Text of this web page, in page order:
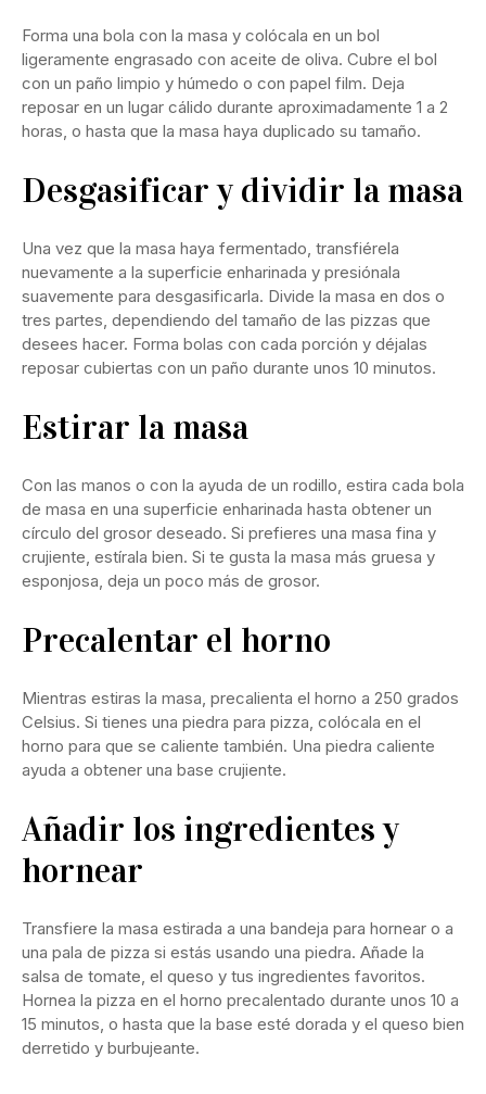
Forma una bola con la masa y colócala en un bol
ligeramente engrasado con aceite de oliva. Cubre el bol
con un paño limpio y húmedo o con papel film. Deja
reposar en un lugar cálido durante aproximadamente 1 a 2
horas, o hasta que la masa haya duplicado su tamaño.
Desgasificar y dividir la masa
Una vez que la masa haya fermentado, transfiérela
nuevamente a la superficie enharinada y presiónala
suavemente para desgasificarla. Divide la masa en dos o
tres partes, dependiendo del tamaño de las pizzas que
desees hacer. Forma bolas con cada porción y déjalas
reposar cubiertas con un paño durante unos 10 minutos.
Estirar la masa
Con las manos o con la ayuda de un rodillo, estira cada bola
de masa en una superficie enharinada hasta obtener un
círculo del grosor deseado. Si prefieres una masa fina y
crujiente, estírala bien. Si te gusta la masa más gruesa y
esponjosa, deja un poco más de grosor.
Precalentar el horno
Mientras estiras la masa, precalienta el horno a 250 grados
Celsius. Si tienes una piedra para pizza, colócala en el
horno para que se caliente también. Una piedra caliente
ayuda a obtener una base crujiente.
Añadir los ingredientes y
hornear
Transfiere la masa estirada a una bandeja para hornear o a
una pala de pizza si estás usando una piedra. Añade la
salsa de tomate, el queso y tus ingredientes favoritos.
Hornea la pizza en el horno precalentado durante unos 10 a
15 minutos, o hasta que la base esté dorada y el queso bien
derretido y burbujeante.